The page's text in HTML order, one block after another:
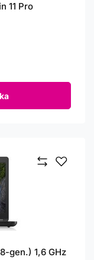
11 Pro
gen.) 1,6 GHz